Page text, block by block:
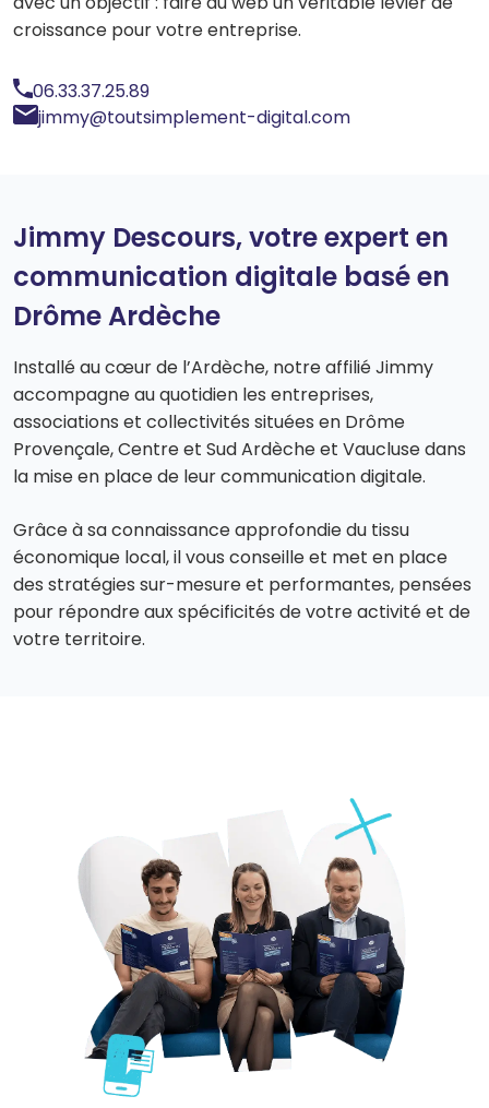
croissance pour votre entreprise.
06.33.37.25.89
jimmy@toutsimplement-digital.com
Jimmy Descours, votre expert en
communication digitale basé en
Drôme Ardèche
Installé au cœur de l’Ardèche, notre affilié Jimmy
accompagne au quotidien les entreprises,
associations et collectivités situées en Drôme
Provençale, Centre et Sud Ardèche et Vaucluse dans
la mise en place de leur communication digitale.
Grâce à sa connaissance approfondie du tissu
économique local, il vous conseille et met en place
des stratégies sur-mesure et performantes, pensées
pour répondre aux spécificités de votre activité et de
votre territoire.